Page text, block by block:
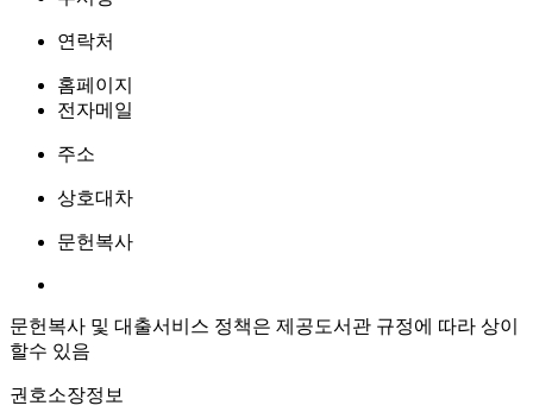
연락처
홈페이지
전자메일
주소
상호대차
문헌복사
문헌복사 및 대출서비스 정책은 제공도서관 규정에 따라 상이
할수 있음
권호소장정보